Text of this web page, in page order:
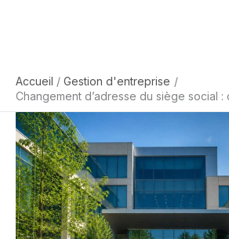
Accueil
Gestion d'entreprise
Changement d’adresse du siège social